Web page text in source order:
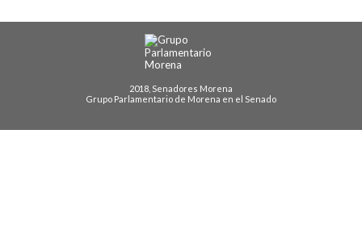
2018, Senadores Morena
Grupo Parlamentario de Morena en el Senado